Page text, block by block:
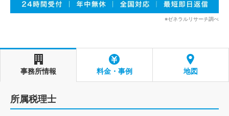
※ゼネラルリサーチ調べ
事務所情報 料金・事例 地図
所属税理士